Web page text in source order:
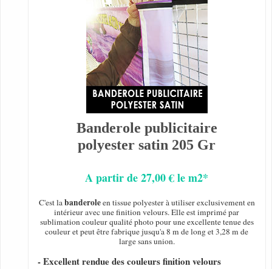
Banderole publicitaire
polyester satin 205 Gr
A partir de 27,00 € le m2*
C'est labanderoleen tissue polyester à utiliser exclusivement en
intérieur avec une finition velours. Elle est imprimé par
sublimation couleur qualité photo pour une excellente tenue des
couleur et peut être fabrique jusqu'a 8 m de long et 3,28 m de
large sans union.
- Excellent rendue des couleurs finition velours